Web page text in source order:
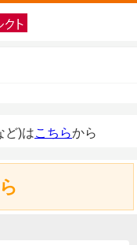
ど)はこちらから